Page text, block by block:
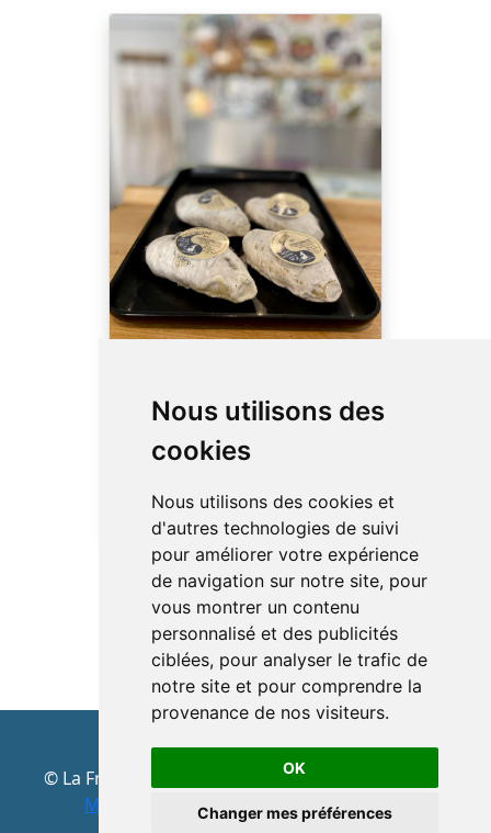
Nous utilisons des
cookies
Nous utilisons des cookies et
d'autres technologies de suivi
pour améliorer votre expérience
de navigation sur notre site, pour
vous montrer un contenu
personnalisé et des publicités
ciblées, pour analyser le trafic de
notre site et pour comprendre la
provenance de nos visiteurs.
OK
Changer mes préférences
Fromage à pâte molle,
croûte naturelle, c’est un
fromage au lait de chèvre et
© La Fromagerie de Vedène - Cottarel & Associés
Mentions légales- Developpé parClic'r